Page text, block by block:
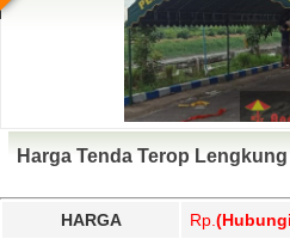
Harga Tenda Terop
HARGA Rp.